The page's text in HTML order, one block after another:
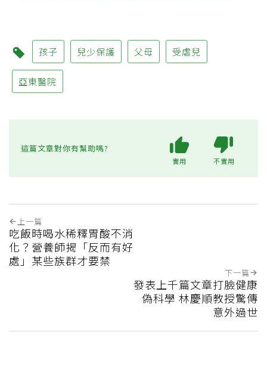
孩子 兒少保護 父母 受虐兒
亞東醫院
這篇文章對你有幫助嗎?
實用 不實用
上一篇
吃飯時喝水稀釋胃酸不消
化？營養師揭「反而有好
處」某些族群才要禁
下一篇
發表上千篇文章打臉健康
偽科學 林慶順教授驚傳
意外過世